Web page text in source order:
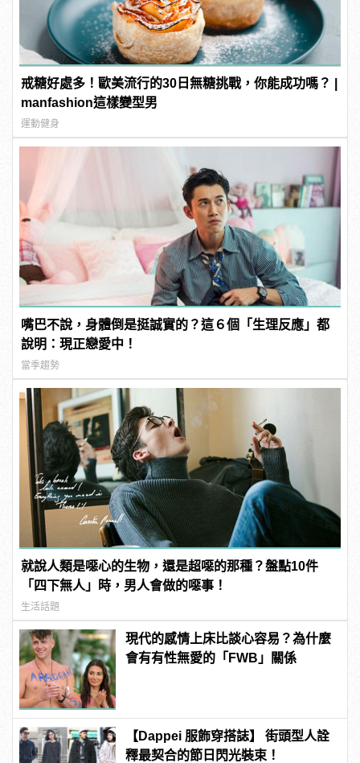
戒糖好處多！歐美流行的30日無糖挑戰，你能成功嗎？ |
manfashion這樣變型男
運動健身
嘴巴不說，身體倒是挺誠實的？這６個「生理反應」都
說明：現正戀愛中！
當季趨勢
就說人類是噁心的生物，還是超噁的那種？盤點10件
「四下無人」時，男人會做的噁事！
生活話題
現代的感情上床比談心容易？為什麼
會有有性無愛的「FWB」關係
【Dappei 服飾穿搭誌】 街頭型人詮
釋最契合的節日閃光裝束！